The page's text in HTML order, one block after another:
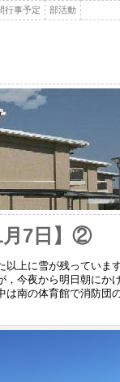
行事予定 部活動
月7日】②
上に雪が残ってい
今夜から明日朝に
南の体育館で消防団